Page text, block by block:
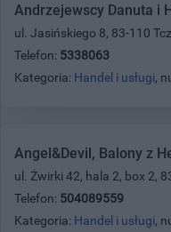
Andrzejewscy Danuta i
ul. Jasińskiego 8, 83-110
Telefon: 5338063
Kategoria: Handel i usługi,
Angel&Devil, Balony z
ul. Żwirki 42, hala 2, box 2,
Telefon: 504089559
Kategoria: Handel i usługi,